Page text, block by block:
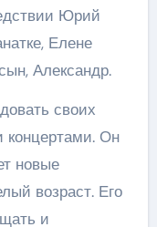
Юрий
Елене
Александр.
своих
концертами. Он
новые
возраст. Его
и